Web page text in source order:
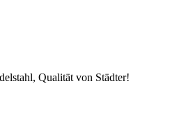
Qualität von Städter!